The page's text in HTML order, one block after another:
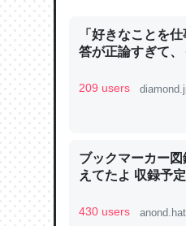
昆虫ってカルシ
─ニュース :: 【研究
「好きなことを
答が正論すぎて
209 users
ブックマーカー
えてたよ 収録予
430 users